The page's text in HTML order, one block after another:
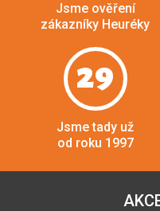
Jsme ověření
zákazníky Heuréky
29
Jsme tady už
od roku 1997